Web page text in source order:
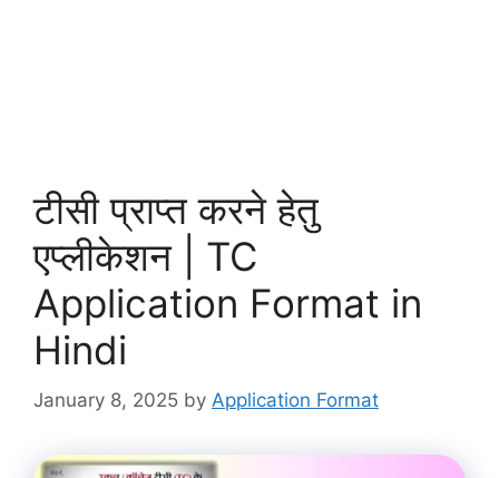
टीसी प्राप्त करने हेतु
एप्लीकेशन | TC
Application Format in
Hindi
January 8, 2025 by Application Format